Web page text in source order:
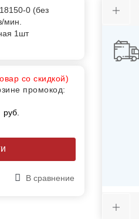
0 (без
мин.
1шт
со скидкой)
промокод:
руб.
В сравнение